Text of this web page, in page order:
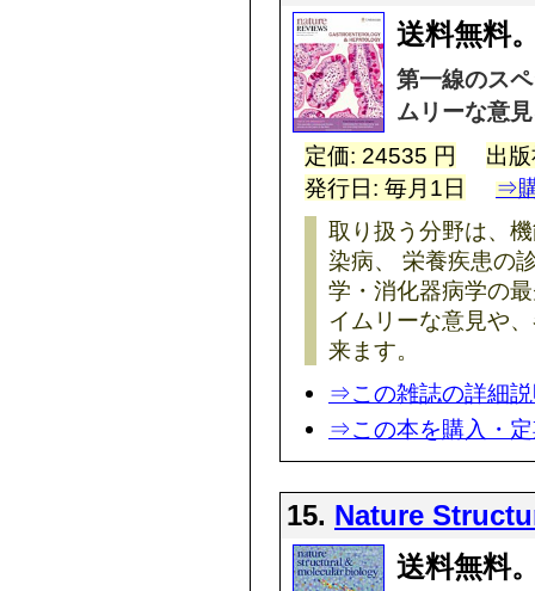
送料無料
第一線のス
ムリーな意
定価: 24535 円
出
発行日: 毎月1日
⇒
取り扱う分野は、
染病、 栄養疾患の
学・消化器病学の
イムリーな意見や
来ます。
⇒この雑誌の詳細
⇒この本を購入・
15. Nature
送料無料